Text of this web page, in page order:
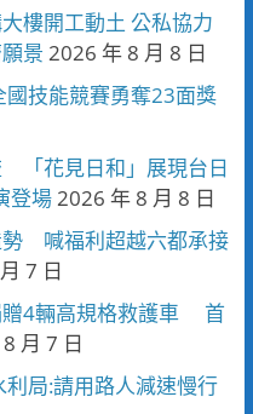
樓開工動土 公私協力
景 2026 年 8 月 8 日
技能競賽勇奪23面獎
「花見日和」展現台日
登場 2026 年 8 月 8 日
勢 喊福利超越六都承接
7 日
贈4輛高規格救護車 首
月 7 日
局:請用路人減速慢行